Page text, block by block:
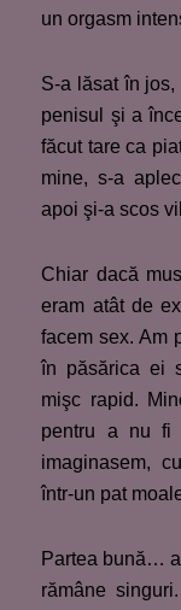
un orgasm
S-a lăsat în jos,
penisul şi a
făcut tare ca
mine, s-a
apoi şi-a scos
Chiar dacă
eram atât de
facem sex. Am
în păsărica ei
mişc rapid.
pentru a nu fi
imaginasem,
într-un pat
Partea bună…
rămâne